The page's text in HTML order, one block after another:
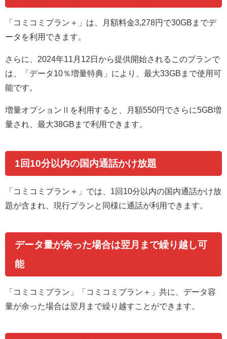
「コミコミプラン＋」は、月額料金3,278円で30GBまでデ
ータを利用できます。
さらに、2024年11月12日から提供開始されるこのプランで
は、「データ10％増量特典」により、最大33GBまで使用可
能です。
増量オプションⅡを利用すると、月額550円でさらに5GB増
量され、最大38GBまで利用できます。
1回10分以内の国内通話かけ放題
「コミコミプラン＋」では、1回10分以内の国内通話かけ放
題が含まれ、現行プランと同様に通話が利用できます。
データ量が余った場合は翌月まで繰り越し可
能
「コミコミプラン」「コミコミプラン＋」共に、データ容
量が余った場合は翌月まで繰り越すことができます。